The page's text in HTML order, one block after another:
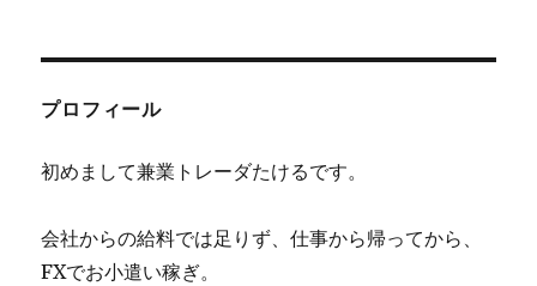
プロフィール
初めまして兼業トレーダたけるです。
会社からの給料では足りず、仕事から帰ってから、
FXでお小遣い稼ぎ。